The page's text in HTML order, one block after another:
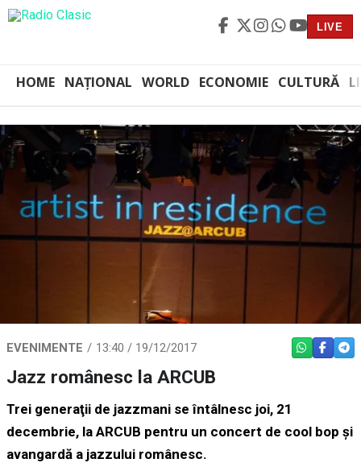
LIVE
HOME NAȚIONAL WORLD ECONOMIE CULTURĂ
EVENIMENTE 13:40 / 19/12/2017 WHATSAPP
Jazz românesc la ARCUB
Trei generaţii de jazzmani se întâlnesc joi, 21
decembrie, la ARCUB pentru un concert de cool bop şi
avangardă a jazzului românesc.